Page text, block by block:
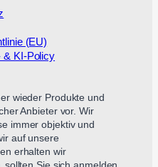
(EU)
& KI-Policy
wieder Produkte und
Anbieter vor. Wir
immer objektiv und
auf unsere
erhalten wir
Sie sich anmelden